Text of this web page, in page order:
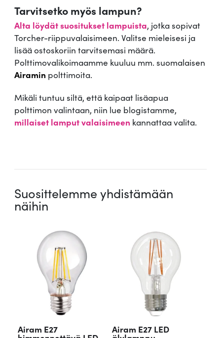
Tarvitsetko myös lampun?
Alta löydät suositukset lampuista, jotka sopivat
Torcher-riippuvalaisimeen. Valitse mieleisesi ja
lisää ostoskoriin tarvitsemasi määrä.
Polttimovalikoimaamme kuuluu mm. suomalaisen
Airamin polttimoita.
Mikäli tuntuu siltä, että kaipaat lisäapua
polttimon valintaan, niin lue blogistamme,
millaiset lamput valaisimeen kannattaa valita.
Suosittelemme yhdistämään
näihin
Airam E27 Airam E27 LED